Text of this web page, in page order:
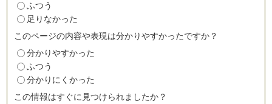
ふつう
足りなかった
このページの内容や表現は分かりやすかったですか？
分かりやすかった
ふつう
分かりにくかった
この情報はすぐに見つけられましたか？